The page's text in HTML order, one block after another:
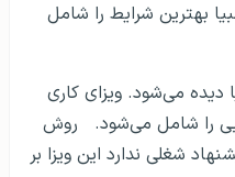
بهترین شرایط را شامل
دیده می‌شود. ویزای کاری
را شامل می‌شود. روش
شغلی ندارد این ویزا بر